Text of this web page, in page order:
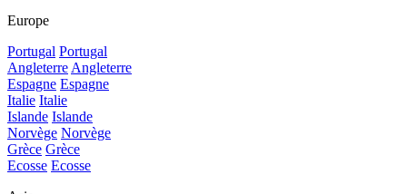
Europe
Portugal Portugal
Angleterre Angleterre
Espagne Espagne
Italie Italie
Islande Islande
Norvège Norvège
Grèce Grèce
Ecosse Ecosse